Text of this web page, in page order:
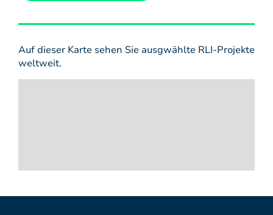
Auf dieser Karte sehen Sie ausgwählte RLI-Projekte
weltweit.